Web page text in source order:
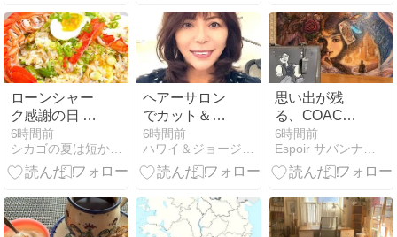
ローンシャー
ク感謝の日 @
RMP Seafood
6時間前
シカゴの夏は短かすぎ
ヘアーサロン
でカット＆カ
ラー、MRI検
査、自宅で２
次会と盛り沢
6時間前
ハワイ＆ジョージア発：旅で世界制覇
思い出が残
る、COACH
のポパイバッ
グ
6時間前
Espoir サバンナキャットと優雅なアメリカンライフ